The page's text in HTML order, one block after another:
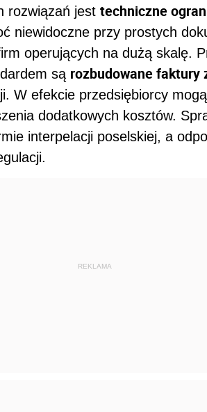
rozwiązań jest techniczne
niewidoczne przy prostych
operujących na dużą skalę.
są rozbudowane faktury
W efekcie przedsiębiorcy
dodatkowych kosztów.
interpelacji poselskiej, a
REKLAMA